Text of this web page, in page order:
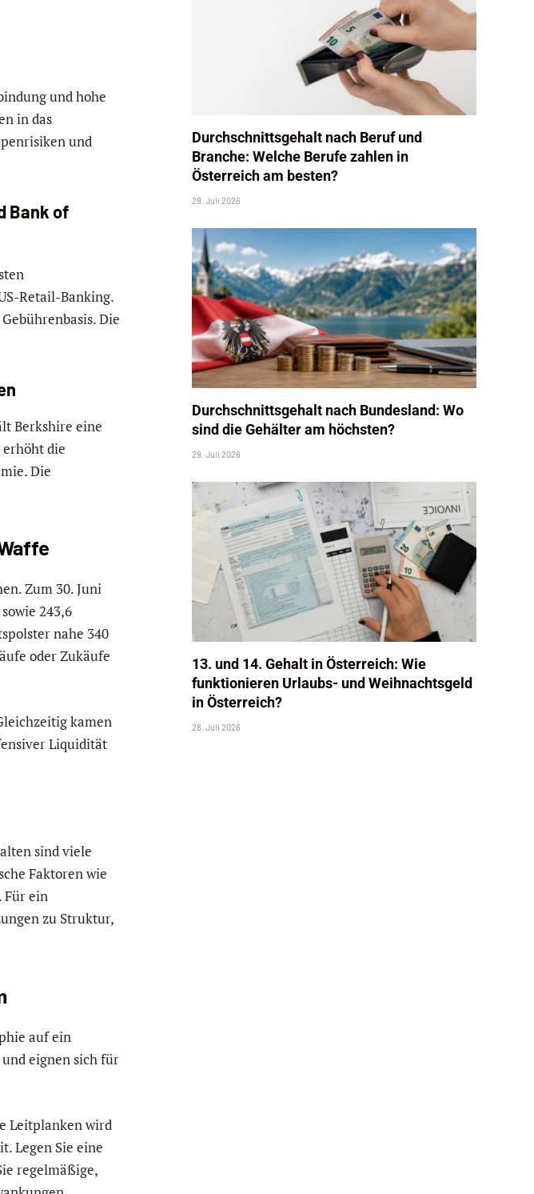
und hohe
in das
und
Bank of
Retail-Banking.
Die
Berkshire eine
erhöht die
Die
Zum 30. Juni
sowie 243,6
nahe 340
oder Zukäufe
kamen
Liquidität
sind viele
Faktoren wie
Für ein
zu Struktur,
auf ein
eignen sich für
Leitplanken wird
Legen Sie eine
regelmäßige,
Durchschnittsgehalt nach Beruf und
Branche: Welche Berufe zahlen in
Österreich am besten?
29. Juli 2026
Durchschnittsgehalt nach Bundesland: Wo
sind die Gehälter am höchsten?
29. Juli 2026
13. und 14. Gehalt in Österreich: Wie
funktionieren Urlaubs- und Weihnachtsgeld
in Österreich?
28. Juli 2026